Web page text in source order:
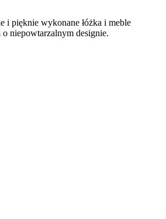
i pięknie wykonane łóżka i meble
niepowtarzalnym designie.